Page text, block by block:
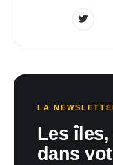
LA
Les
dans